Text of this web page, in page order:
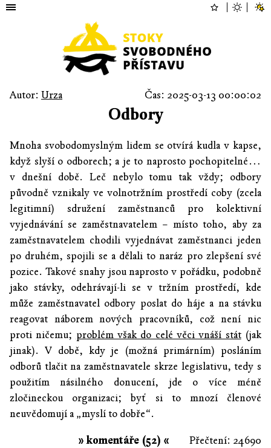
Autor: Urza Čas: 2025-03-13 00:00:02
Odbory
Mnoha svobodomyslným lidem se otvírá kudla v kapse,
když slyší o odborech; a je to naprosto pochopitelné…
v dnešní době. Leč nebylo tomu tak vždy; odbory
původně vznikaly ve volnotržním prostředí coby (zcela
legitimní) sdružení zaměstnanců pro kolektivní
vyjednávání se zaměstnavatelem – místo toho, aby za
zaměstnavatelem chodili vyjednávat zaměstnanci jeden
po druhém, spojili se a dělali to naráz pro zlepšení své
pozice. Takové snahy jsou naprosto v pořádku, podobně
jako stávky, odehrávají-li se v tržním prostředí, kde
může zaměstnavatel odbory poslat do háje a na stávku
reagovat náborem nových pracovníků, což není nic
proti ničemu; problém však do celé věci vnáší stát(jak
jinak). V době, kdy je (možná primárním) posláním
odborů tlačit na zaměstnavatele skrze legislativu, tedy s
použitím násilného donucení, jde o více méně
zločineckou organizaci; byť si to mnozí členové
neuvědomují a „myslí to dobře“.
Přečtení: 24690
» komentáře (52) «